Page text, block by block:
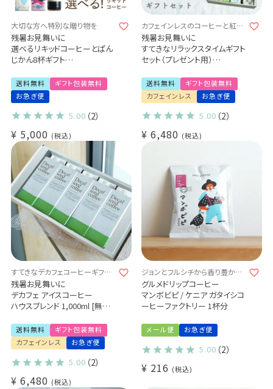
大切な方へ特別な贈り物を
残暑お見舞いに
選べるリキッドコーヒーとぱん
じかん8杯ギフト
ーヒー / カフェオレの素 / ドリ
ップコーヒー
特別なコーヒーギフト Qグレー
ダー厳選 スペシャルティコー
送料無料
ギフト包装無料
お急ぎ便
5.00 （2）
¥ 5,000 税込
カフェインレスのコーヒーと紅茶
の詰め合わせセット おしゃれ
残暑お見舞いに
すてきなリラックスタイムギフト
セット（プレゼント用）
デカフェセイロンティー
(2.5g×30袋) ×1パック
有機グリーンルイボスティー
(2g×30袋) ×1パック
（コロンビア・モカ・バリアラビ
カ）30杯
送料無料
ギフト包装無料
カフェインレス
お急ぎ便
5.00 （2）
¥ 6,480 税込
すてきなデカフェコーヒーギフト
♪
残暑お見舞いに
デカフェ アイスコーヒー
ハウスブレンド 1,000ml [無糖]
すてきなデカフェギフトセット
カフェインレスコーヒー
送料無料
ギフト包装無料
カフェインレス
お急ぎ便
5.00 （2）
¥ 6,480 税込
ジョンとフルシチから香り豊かな
手紙が届いた！？
グルメドリップコーヒー
マンボビピ / ケニア ガタイシコ
ーヒーファクトリー 1杯分
メール便 お急ぎ便
5.00 （2）
¥ 216 税込